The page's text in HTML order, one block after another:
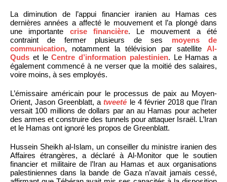
La diminution de l’appui financier iranien au Hamas ces
dernières années a affecté le mouvement et l’a plongé dans
une importante crise financière. Le mouvement a été
contraint de fermer plusieurs de ses moyens de
communication, notamment la télévision par satellite Al-
Quds et leCentre d’information palestinien. Le Hamas a
également commencé à ne verser que la moitié des salaires,
voire moins, à ses employés.
L’émissaire américain pour le processus de paix au Moyen-
Orient, Jason Greenblatt, atweeté le 4 février 2018 que l’Iran
versait 100 millions de dollars par an au Hamas pour acheter
des armes et construire des tunnels pour attaquer Israël. L’Iran
et le Hamas ont ignoré les propos de Greenblatt.
Hussein Sheikh al-Islam, un conseiller du ministre iranien des
Affaires étrangères, a déclaré à Al-Monitor que le soutien
financier et militaire de l’Iran au Hamas et aux organisations
palestiniennes dans la bande de Gaza n’avait jamais cessé,